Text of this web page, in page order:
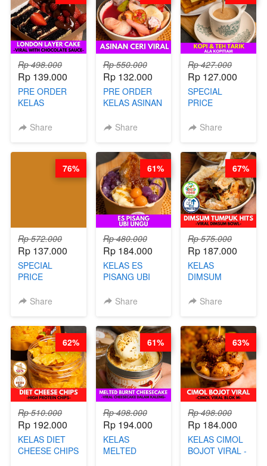
Rp 498.000
Rp 139.000
PRE ORDER
KELAS
LAYER CAKE -
SAUCE- BY
(TAYANG 18
Share
Rp 550.000
Rp 132.000
PRE ORDER
KELAS ASINAN
BY CHEF DITA
Share
Rp 427.000
Rp 127.000
SPECIAL
PRICE
KELAS KOPI &
BARISTA
ARISUDANA
(TANGGAL 10
AGS HARGA
NAIK! )
Share
Rp 572.000
Rp 137.000
SPECIAL
PRICE
KELAS CAKWE
DITA
(TANGGAL 10
AGS HARGA
NAIK! )
Share
76%
Rp 480.000
Rp 184.000
KELAS ES
PISANG UBI
CHEF DITA
Share
61%
Rp 575.000
Rp 187.000
KELAS
DIMSUM
- VIRAL
STEPHANIE
Share
67%
Rp 510.000
Rp 192.000
KELAS DIET
CHEESE CHIPS
62%
Rp 498.000
Rp 194.000
KELAS
MELTED
61%
Rp 498.000
Rp 184.000
KELAS CIMOL
BOJOT VIRAL -
63%